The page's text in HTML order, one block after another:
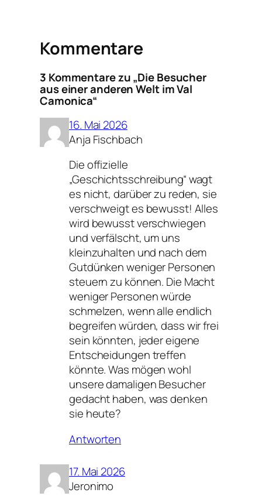
Kommentare
3 Kommentare zu „Die Besucher
aus einer anderen Welt im Val
Camonica“
16. Mai 2026
Anja Fischbach
Die offizielle
„Geschichtsschreibung“ wagt
es nicht, darüber zu reden, sie
verschweigt es bewusst! Alles
wird bewusst verschwiegen
und verfälscht, um uns
kleinzuhalten und nach dem
Gutdünken weniger Personen
steuern zu können. Die Macht
weniger Personen würde
schmelzen, wenn alle endlich
begreifen würden, dass wir frei
sein könnten, jeder eigene
Entscheidungen treffen
könnte. Was mögen wohl
unsere damaligen Besucher
gedacht haben, was denken
sie heute?
Antworten
17. Mai 2026
Jeronimo